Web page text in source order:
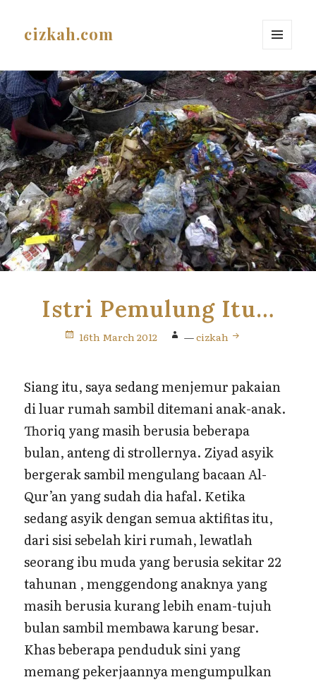
cizkah.com
WIDGETS
Istri Pemulung Itu…
16th March 2012 —cizkah
Siang itu, saya sedang menjemur pakaian
di luar rumah sambil ditemani anak-anak.
Thoriq yang masih berusia beberapa
bulan, anteng di strollernya. Ziyad asyik
bergerak sambil mengulang bacaan Al-
Qur’an yang sudah dia hafal. Ketika
sedang asyik dengan semua aktifitas itu,
dari sisi sebelah kiri rumah, lewatlah
seorang ibu muda yang berusia sekitar 22
tahunan , menggendong anaknya yang
masih berusia kurang lebih enam-tujuh
bulan sambil membawa karung besar.
Khas beberapa penduduk sini yang
memang pekerjaannya mengumpulkan